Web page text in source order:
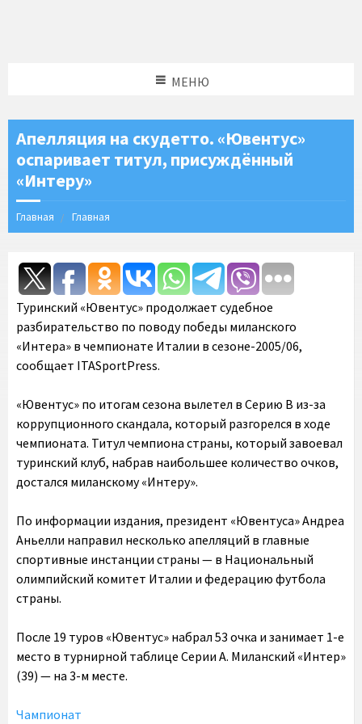
МЕНЮ
Апелляция на скудетто. «Ювентус»
оспаривает титул, присуждённый
«Интеру»
Главная Главная
Туринский «Ювентус» продолжает судебное
разбирательство по поводу победы миланского
«Интера» в чемпионате Италии в сезоне-2005/06,
сообщает ITASportPress.
«Ювентус» по итогам сезона вылетел в Серию B из-за
коррупционного скандала, который разгорелся в ходе
чемпионата. Титул чемпиона страны, который завоевал
туринский клуб, набрав наибольшее количество очков,
достался миланскому «Интеру».
По информации издания, президент «Ювентуса» Андреа
Аньелли направил несколько апелляций в главные
спортивные инстанции страны — в Национальный
олимпийский комитет Италии и федерацию футбола
страны.
После 19 туров «Ювентус» набрал 53 очка и занимает 1-е
место в турнирной таблице Серии А. Миланский «Интер»
(39) — на 3-м месте.
Чампионат